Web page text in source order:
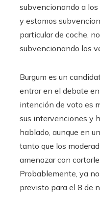
subvencionando a
y estamos
particular de coche,
subvencionando los
Burgum es un
entrar en el debate
intención de voto es
sus intervenciones y
hablado, aunque en
tanto que los
amenazar con
Probablemente, ya
previsto para el 8 de